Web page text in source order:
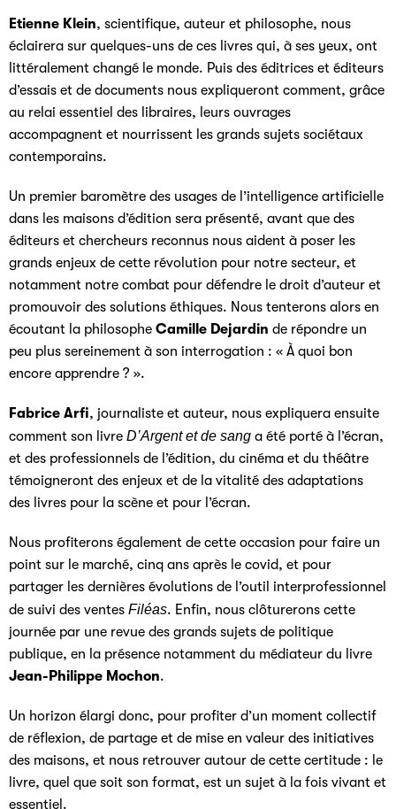
Etienne Klein, scientifique, auteur et philosophe, nous
éclairera sur quelques-uns de ces livres qui, à ses yeux, ont
littéralement changé le monde. Puis des éditrices et éditeurs
d’essais et de documents nous expliqueront comment, grâce
au relai essentiel des libraires, leurs ouvrages
accompagnent et nourrissent les grands sujets sociétaux
contemporains.
Un premier baromètre des usages de l’intelligence artificielle
dans les maisons d’édition sera présenté, avant que des
éditeurs et chercheurs reconnus nous aident à poser les
grands enjeux de cette révolution pour notre secteur, et
notamment notre combat pour défendre le droit d’auteur et
promouvoir des solutions éthiques. Nous tenterons alors en
écoutant la philosophe Camille Dejardin de répondre un
peu plus sereinement à son interrogation : « À quoi bon
encore apprendre ? ».
Fabrice Arfi, journaliste et auteur, nous expliquera ensuite
comment son livre D’Argent et de sang a été porté à l’écran,
et des professionnels de l’édition, du cinéma et du théâtre
témoigneront des enjeux et de la vitalité des adaptations
des livres pour la scène et pour l’écran.
Nous profiterons également de cette occasion pour faire un
point sur le marché, cinq ans après le covid, et pour
partager les dernières évolutions de l’outil interprofessionnel
de suivi des ventes Filéas. Enfin, nous clôturerons cette
journée par une revue des grands sujets de politique
publique, en la présence notamment du médiateur du livre
Jean-Philippe Mochon.
Un horizon élargi donc, pour profiter d’un moment collectif
de réflexion, de partage et de mise en valeur des initiatives
des maisons, et nous retrouver autour de cette certitude : le
livre, quel que soit son format, est un sujet à la fois vivant et
essentiel.